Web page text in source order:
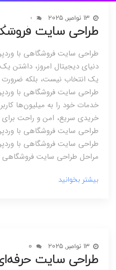
13 نوامبر, 2025 0
طراحی سایت
طراحی سایت فروشگاهی با
دنیای دیجیتال امروز، داشتن
یک انتخاب نیست، بلکه
طراحی سایت فروشگاهی با
خدمات خود را به میلیون‌ها
خریدی سریع، امن و راحت برای
طراحی سایت فروشگاهی با
طراحی سایت فروشگاهی با
مراحل طراحی سایت فروشگاهی
بیشتر بخوانید
13 نوامبر, 2025 0
طراحی سایت